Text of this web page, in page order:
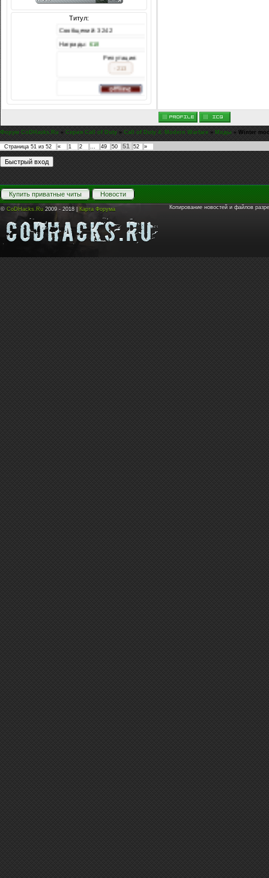
Титул:
Форум CoDHacks.Ru » Серия Call of Duty » Call of Duty 4: Modern Warfare » Моды » Winter
Страница 51 из 52 « 1 2 … 49 50 51 52 »
Купить приватные читы Новости
© CoDHacks.Ru 2009 - 2018 | Карта Форума Копирование новостей и файлов